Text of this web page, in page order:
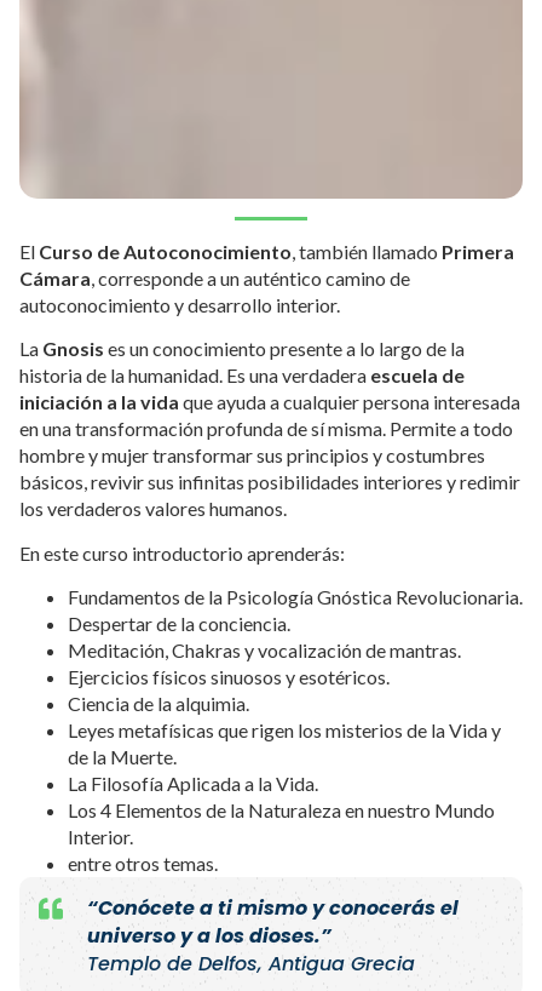
El Curso de Autoconocimiento, también llamado Primera
Cámara, corresponde a un auténtico camino de
autoconocimiento y desarrollo interior.
La Gnosis es un conocimiento presente a lo largo de la
historia de la humanidad. Es una verdadera escuela de
iniciación a la vida que ayuda a cualquier persona interesada
en una transformación profunda de sí misma. Permite a todo
hombre y mujer transformar sus principios y costumbres
básicos, revivir sus infinitas posibilidades interiores y redimir
los verdaderos valores humanos.
En este curso introductorio aprenderás:
Fundamentos de la Psicología Gnóstica Revolucionaria.
Despertar de la conciencia.
Meditación, Chakras y vocalización de mantras.
Ejercicios físicos sinuosos y esotéricos.
Ciencia de la alquimia.
Leyes metafísicas que rigen los misterios de la Vida y
de la Muerte.
La Filosofía Aplicada a la Vida.
Los 4 Elementos de la Naturaleza en nuestro Mundo
Interior.
entre otros temas.
“Conócete a ti mismo y conocerás el
universo y a los dioses.”
Templo de Delfos, Antigua Grecia